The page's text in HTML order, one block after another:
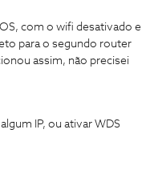
com o wifi desativado e
para o segundo router
assim, não precisei
IP, ou ativar WDS